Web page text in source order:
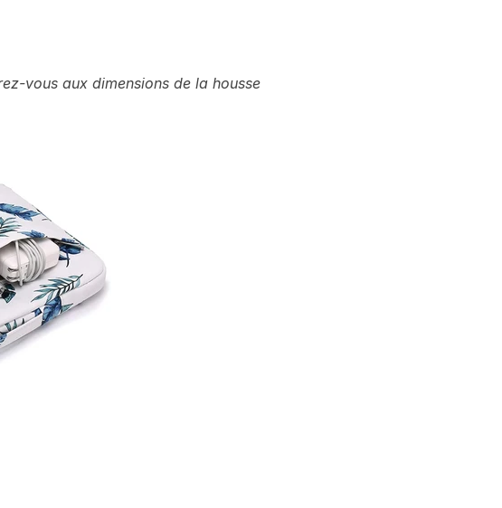
vous aux dimensions de la housse